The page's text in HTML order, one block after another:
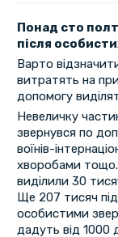
Понад сто
після
Варто
витратять на
допомогу
Невеличку
звернувся по
воїнів-
хворобами тощо.
виділили 30
Ще 207 тисяч
особистими
дадуть від 1000